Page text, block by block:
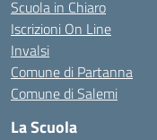
Scuola in Chiaro
Iscrizioni On Line
Invalsi
Comune di Partanna
Comune di Salemi
La Scuola